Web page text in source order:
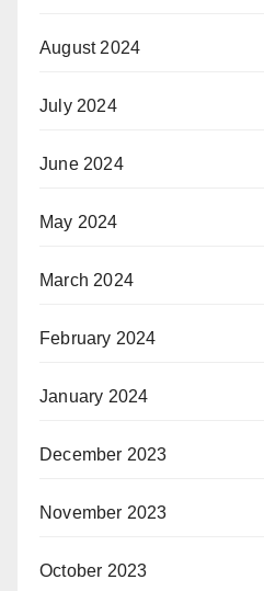
August 2024
July 2024
June 2024
May 2024
March 2024
February 2024
January 2024
December 2023
November 2023
October 2023